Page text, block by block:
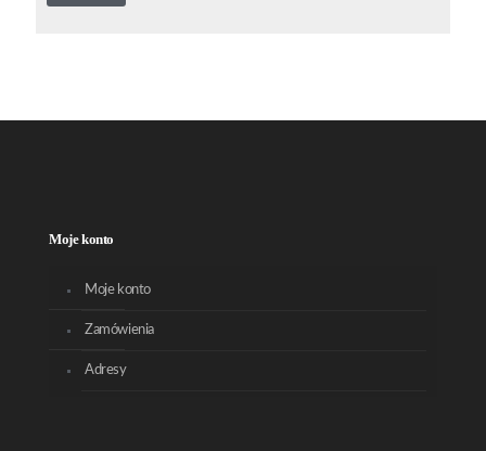
Moje konto
Moje konto
Zamówienia
Adresy